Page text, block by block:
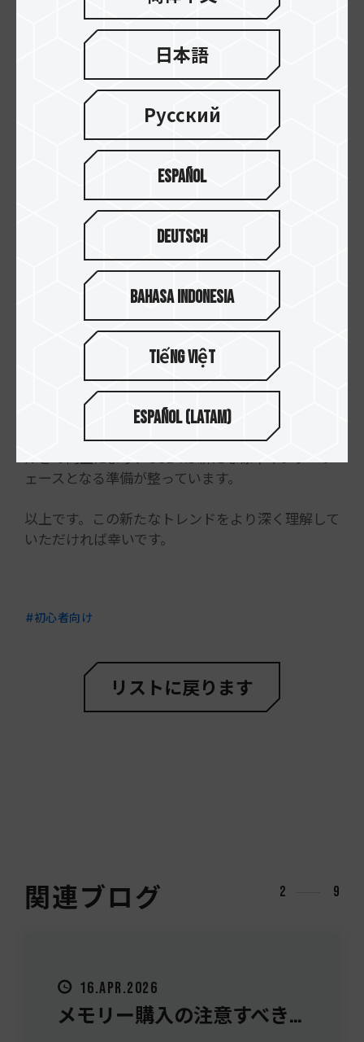
します。今後登場するPD 3.1バージョンでは、認証
済みのUSB4ケーブルと組み合わせることで、驚異
的な240Wの充電電力を供給できるようになりま
す。この高電力供給は、ゲーミングノートパソコ
ンなど、より高い電力需要を持つハイスペックデバ
イスに特に役立ちます。
USB4 がなぜ重要なのか?
つまり、USB4は単に高速化と新しい名称だけでは
ありません。その真の力は、データ転送のための
複数のプロトコルを統合していることにあります。
これにより、様々なデバイスを接続する際に「ト
ンネル」をより効率的に利用できるようになりま
す。つまり、1本のUSB4ケーブルでデータ転送、ビ
デオ出力、そして電力供給を同時に処理できるの
これによりケーブル管理が大幅に簡素化され、利
便性が向上し、機能ごとに異なるケーブルを使用
する必要がなくなります。パフォーマンスとシンプ
ルさの向上により、USB4は新たな標準インターフ
ェースとなる準備が整っています。
以上です。この新たなトレンドをより深く理解して
いただければ幸いです。
#初心者向け
リストに戻ります
関連ブログ 2 9
16.APR.2026
メモリー購入の注意すべき...
日本語
Русский
Español
Deutsch
Bahasa Indonesia
Tiếng Việt
Español (Latam)